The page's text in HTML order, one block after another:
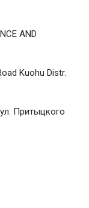
AND
Kuohu Distr.
Притыцкого